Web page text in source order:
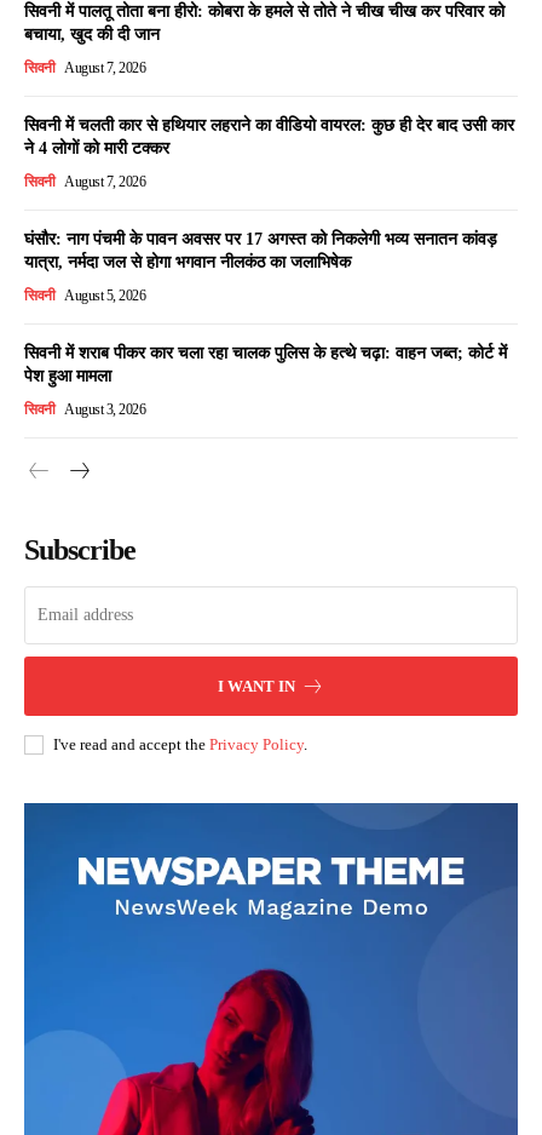
सिवनी में पालतू तोता बना हीरो: कोबरा के हमले से तोते ने चीख चीख कर परिवार को
बचाया, खुद की दी जान
सिवनी August 7, 2026
सिवनी में चलती कार से हथियार लहराने का वीडियो वायरल: कुछ ही देर बाद उसी कार
ने 4 लोगों को मारी टक्कर
सिवनी August 7, 2026
घंसौर: नाग पंचमी के पावन अवसर पर 17 अगस्त को निकलेगी भव्य सनातन कांवड़
यात्रा, नर्मदा जल से होगा भगवान नीलकंठ का जलाभिषेक
सिवनी August 5, 2026
सिवनी में शराब पीकर कार चला रहा चालक पुलिस के हत्थे चढ़ा: वाहन जब्त; कोर्ट में
पेश हुआ मामला
सिवनी August 3, 2026
Subscribe
I WANT IN
I've read and accept the Privacy Policy.